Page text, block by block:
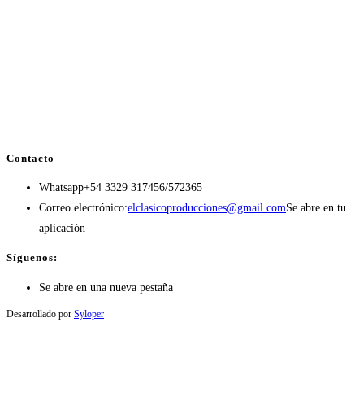
Contacto
Whatsapp+54 3329 317456/572365
Correo electrónico:elclasicoproducciones@gmail.comSe abre en tu
aplicación
Síguenos:
Se abre en una nueva pestaña
Desarrollado por Syloper